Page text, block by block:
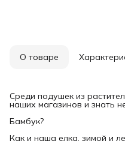
О товаре
Среди подушек из
наших магазинов и знать
Бамбук?
Как и наша елка, зимой и